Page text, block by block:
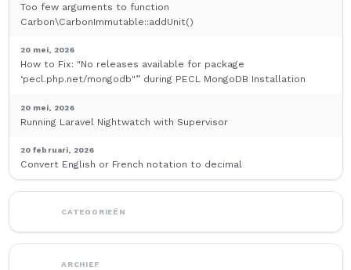
Too few arguments to function
Carbon\CarbonImmutable::addUnit()
20 mei, 2026
How to Fix: "No releases available for package
‘pecl.php.net/mongodb"” during PECL MongoDB Installation
20 mei, 2026
Running Laravel Nightwatch with Supervisor
20 februari, 2026
Convert English or French notation to decimal
CATEGORIEËN
ARCHIEF